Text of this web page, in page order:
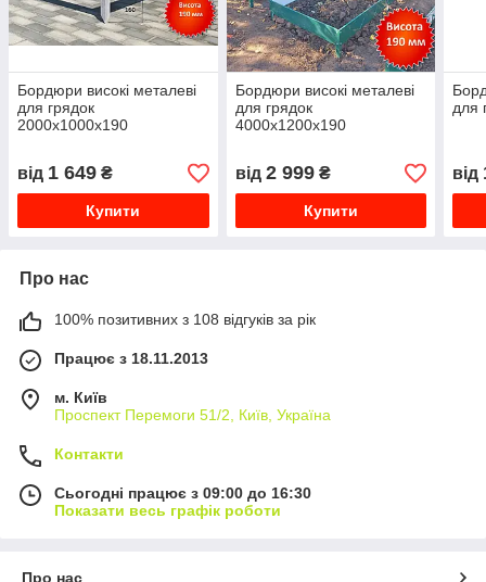
Бордюри високі металеві
для грядок
2000х1000х190
від 1 649 ₴
Купити
Бордюри високі металеві
для грядок
4000х1200х190
від 2 999₴
Купити
для
від
Про нас
100% позитивних з 108 відгуків за рік
Працює з 18.11.2013
м. Київ
Проспект Перемоги 51/2, Київ, Україна
Контакти
Сьогодні працює з 09:00 до 16:30
Показати весь графік роботи
Про нас